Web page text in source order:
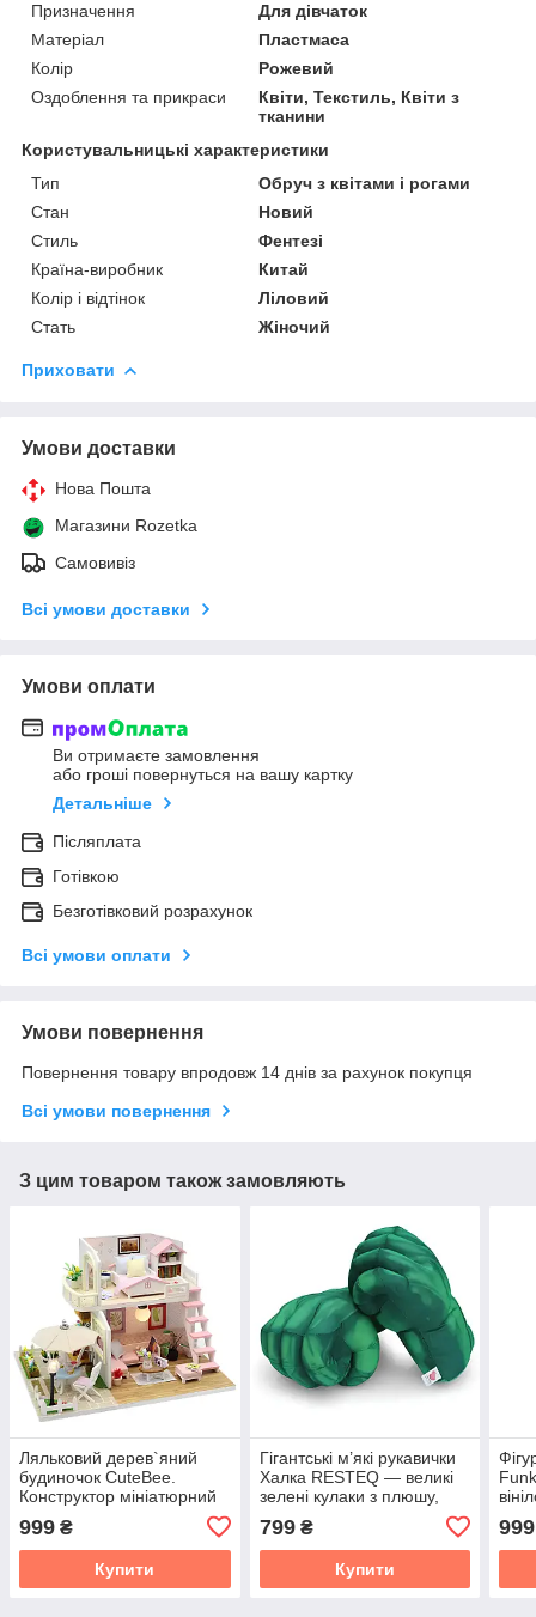
Призначення
Для дівчаток
Матеріал
Пластмаса
Колір
Рожевий
Оздоблення та прикраси
Квіти, Текстиль, Квіти з
тканини
Користувальницькі характеристики
Тип
Обруч з квітами і рогами
Стан
Новий
Стиль
Фентезі
Країна-виробник
Китай
Колір і відтінок
Ліловий
Стать
Жіночий
Приховати
Умови доставки
Нова Пошта
Магазини Rozetka
Самовивіз
Всі умови доставки
Умови оплати
Ви отримаєте замовлення
або гроші повернуться на вашу картку
Детальніше
Післяплата
Готівкою
Безготівковий розрахунок
Всі умови оплати
Умови повернення
Повернення товару впродовж 14 днів за рахунок покупця
Всі умови повернення
З цим товаром також замовляють
Ляльковий дерев`яний
будиночок CuteBee.
Конструктор мініатюрний
підсвічуванням
20x17x16.5см
999 ₴
Купити
Гігантські м’які рукавички
Халка RESTEQ — великі
зелені кулаки з плюшу,
для дітей і дорослих, 25
см
799₴
Купити
см
999